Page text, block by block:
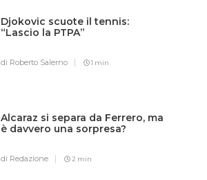
Djokovic scuote il tennis:
“Lascio la PTPA”
di Roberto Salerno 1 min
Alcaraz si separa da Ferrero, ma
è davvero una sorpresa?
di Redazione 2 min